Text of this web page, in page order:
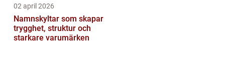
02 april 2026
Namnskyltar som skapar
trygghet, struktur och
starkare varumärken